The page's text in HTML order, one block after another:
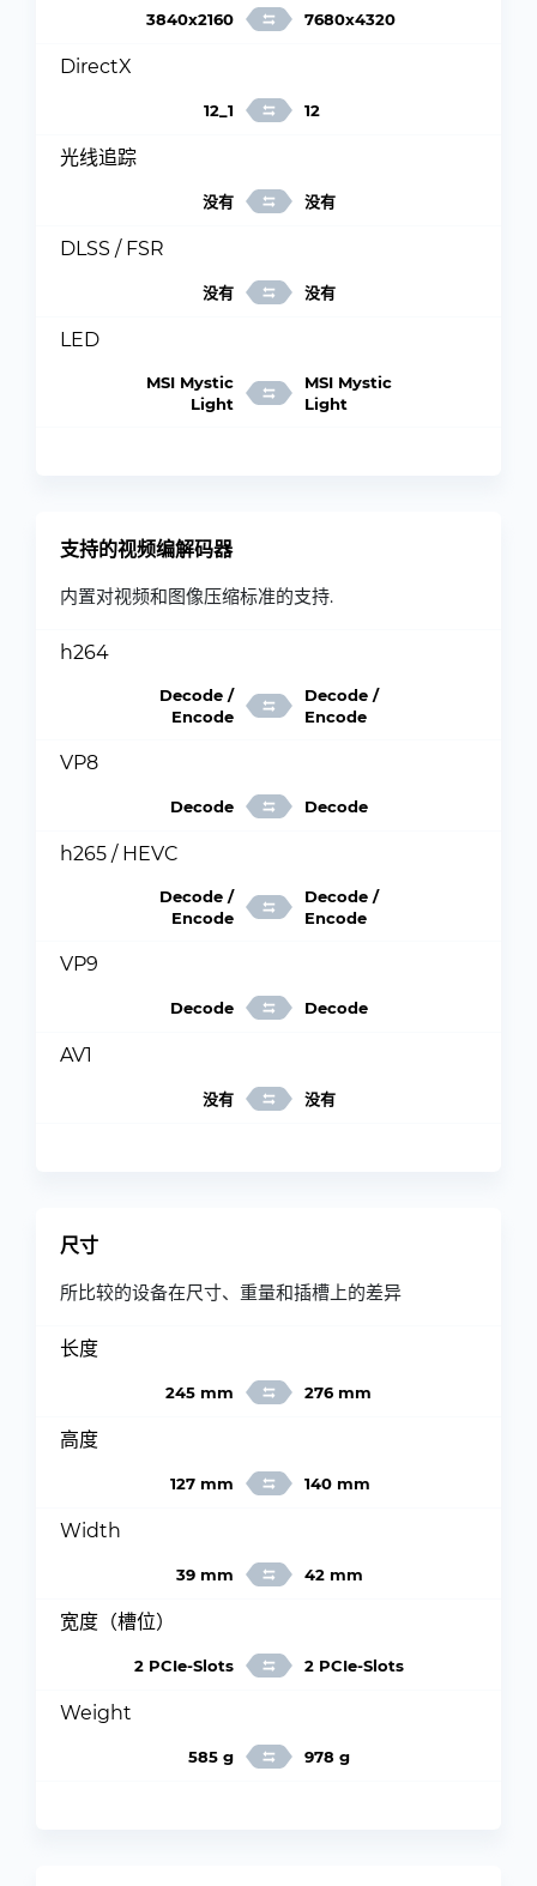
3840x2160 7680x4320
DirectX
12_1 12
光线追踪
没有 没有
DLSS / FSR
没有 没有
LED
MSI Mystic
Light
MSI Mystic
Light
支持的视频编解码器
内置对视频和图像压缩标准的支持.
h264
Decode /
Encode
Decode /
Encode
VP8
Decode Decode
h265 / HEVC
Decode /
Encode
Decode /
Encode
VP9
Decode Decode
AV1
没有 没有
尺寸
所比较的设备在尺寸、重量和插槽上的差异
长度
245 mm 276 mm
高度
127 mm 140 mm
Width
39 mm 42 mm
宽度（槽位）
2 PCIe-Slots 2 PCIe-Slots
Weight
585 g 978 g